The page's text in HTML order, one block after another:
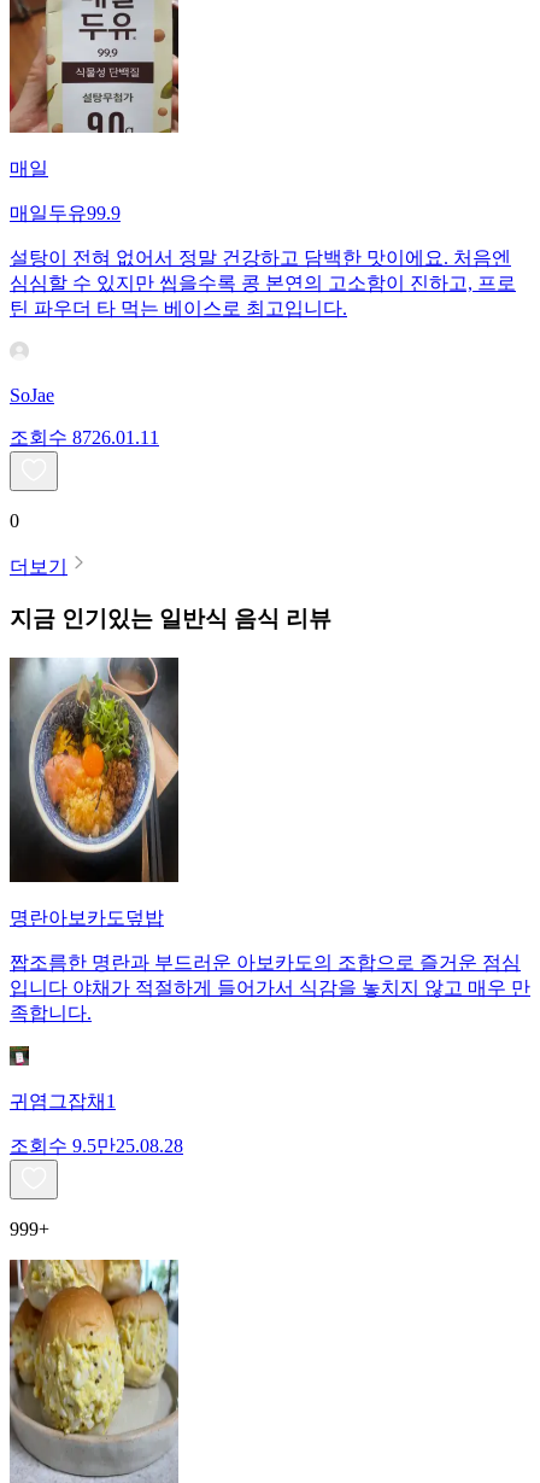
매일
매일두유99.9
설탕이 전혀 없어서 정말 건강하고 담백한 맛이에요. 처음엔
심심할 수 있지만 씹을수록 콩 본연의 고소함이 진하고, 프로
틴 파우더 타 먹는 베이스로 최고입니다.
SoJae
조회수 8726.01.11
0
더보기
지금 인기있는 일반식 음식 리뷰
명란아보카도덮밥
짭조름한 명란과 부드러운 아보카도의 조합으로 즐거운 점심
입니다 야채가 적절하게 들어가서 식감을 놓치지 않고 매우 만
족합니다.
귀염그잡채1
조회수 9.5만25.08.28
999+